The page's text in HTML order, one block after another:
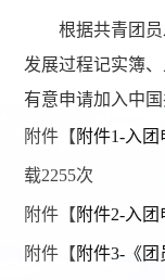
根据共青团
发展过程记实簿
有意申请加入中国
附件【 附件1-入
载2255次
附件【 附件2-入
附件【 附件3-《